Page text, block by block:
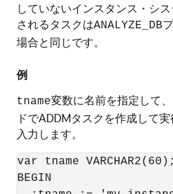
していないインスタンス・シ
されるタスクはANALYZE_DB
場合と同じです。
例
tname変数に名前を指定して
ドでADDMタスクを作成して
入力します。
var tname VARCHAR2(60);
BEGIN